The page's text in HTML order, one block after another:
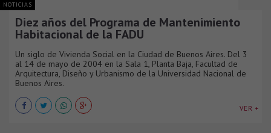
NOTICIAS
Diez años del Programa de Mantenimiento
Habitacional de la FADU
Un siglo de Vivienda Social en la Ciudad de Buenos Aires. Del 3
al 14 de mayo de 2004 en la Sala 1, Planta Baja, Facultad de
Arquitectura, Diseño y Urbanismo de la Universidad Nacional de
Buenos Aires.
VER +